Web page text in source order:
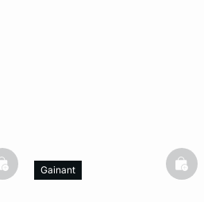
basketfullGainant